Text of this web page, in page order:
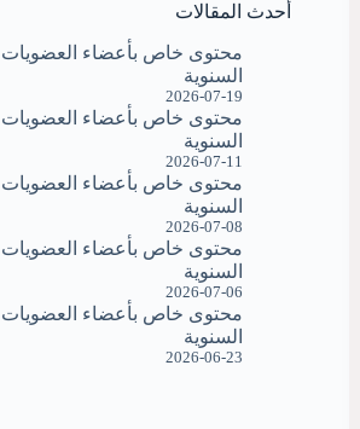
أحدث المقالات
محتوى خاص بأعضاء العضويات
السنوية
2026-07-19
محتوى خاص بأعضاء العضويات
السنوية
2026-07-11
محتوى خاص بأعضاء العضويات
السنوية
2026-07-08
محتوى خاص بأعضاء العضويات
السنوية
2026-07-06
محتوى خاص بأعضاء العضويات
السنوية
2026-06-23